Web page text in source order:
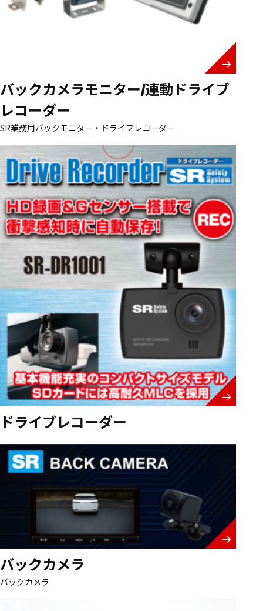
バックカメラモニター/連動ドライブ
レコーダー
SR業務用バックモニター・ドライブレコーダー
ドライブレコーダー
バックカメラ
バックカメラ